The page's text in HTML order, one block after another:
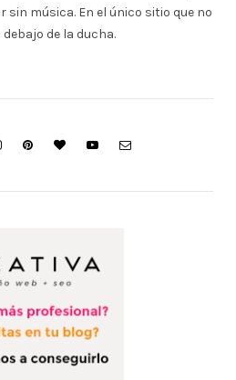
sin música. En el único sitio que no
de la ducha.